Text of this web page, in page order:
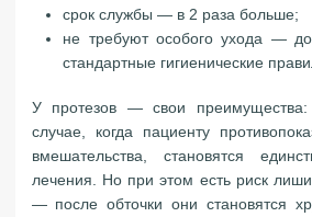
срок службы — в 2 раза больше;
не требуют особого ухода —
стандартные гигиенические
У протезов — свои
случае, когда пациенту
вмешательства, становятся
лечения. Но при этом есть риск
— после обточки они становятся